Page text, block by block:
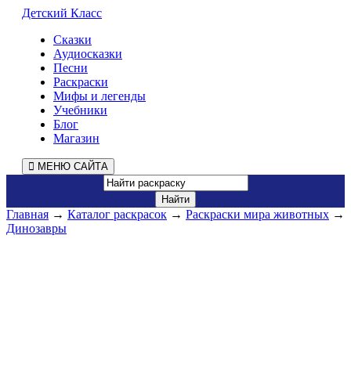
Детский Класс
Сказки
Аудиосказки
Песни
Раскраски
Мифы и легенды
Учебники
Блог
Магазин
МЕНЮ САЙТА
Главная → Каталог раскрасок → Раскраски мира животных →
Динозавры